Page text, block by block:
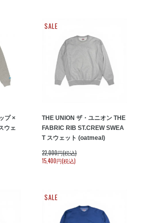
プ ×
ウェ
SALE
THE UNION ザ・ユニオン THE
FABRIC RIB ST.CREW SWEA
T スウェット (oatmeal)
22,000円(税込)
15,400円(税込)
SALE